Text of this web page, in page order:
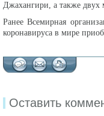
Джахангири, а также двух
Ранее Всемирная
коронавируса в мире
Оставить